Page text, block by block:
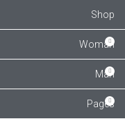
Shop
Woman
Man
Pages